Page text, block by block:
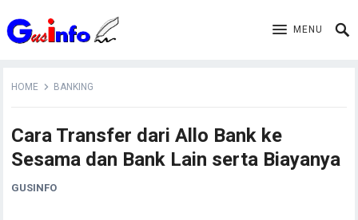
MENU
HOME BANKING
Cara Transfer dari Allo Bank ke
Sesama dan Bank Lain serta Biayanya
GUSINFO